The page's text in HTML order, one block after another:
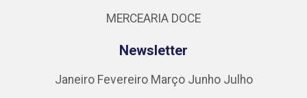
MERCEARIA DOCE
Newsletter
Janeiro Fevereiro Março Junho Julho